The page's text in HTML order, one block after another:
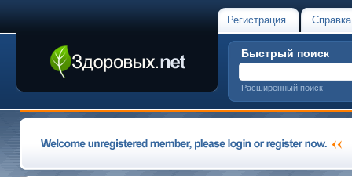
Регистрация Справка
Быстрый поиск
Расширенный поиск